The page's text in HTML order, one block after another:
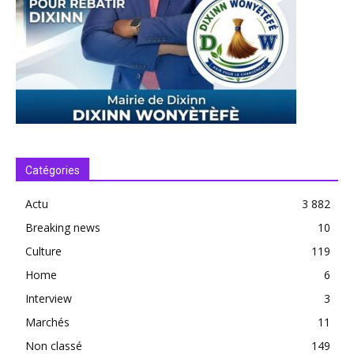
Catégories
Actu
3 882
Breaking news
10
Culture
119
Home
6
Interview
3
Marchés
11
Non classé
149